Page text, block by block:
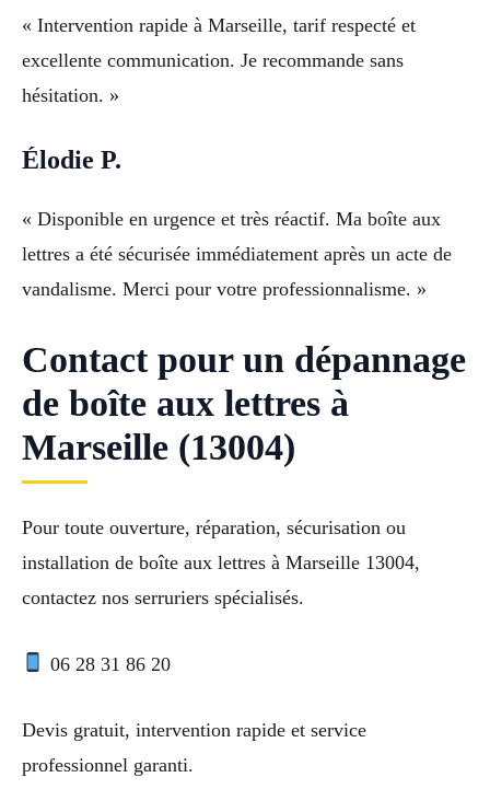
« Intervention rapide à Marseille, tarif respecté et
excellente communication. Je recommande sans
hésitation. »
Élodie P.
« Disponible en urgence et très réactif. Ma boîte aux
lettres a été sécurisée immédiatement après un acte de
vandalisme. Merci pour votre professionnalisme. »
Contact pour un dépannage
de boîte aux lettres à
Marseille (13004)
Pour toute ouverture, réparation, sécurisation ou
installation de boîte aux lettres à Marseille 13004,
contactez nos serruriers spécialisés.
06 28 31 86 20
Devis gratuit, intervention rapide et service
professionnel garanti.